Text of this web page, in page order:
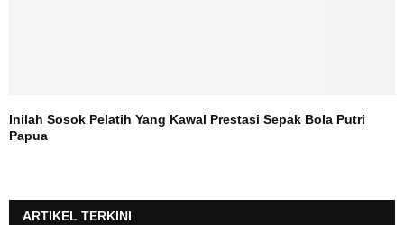
Inilah Sosok Pelatih Yang Kawal Prestasi Sepak Bola Putri
Papua
ARTIKEL TERKINI